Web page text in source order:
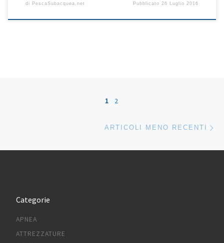
di PescaSubacquea.net Pubblicato26 Luglio 2016
Navigazione articoli
1 2
ARTICOLI MENO RECENTI
Categorie
APNEA
ATTREZZATURE